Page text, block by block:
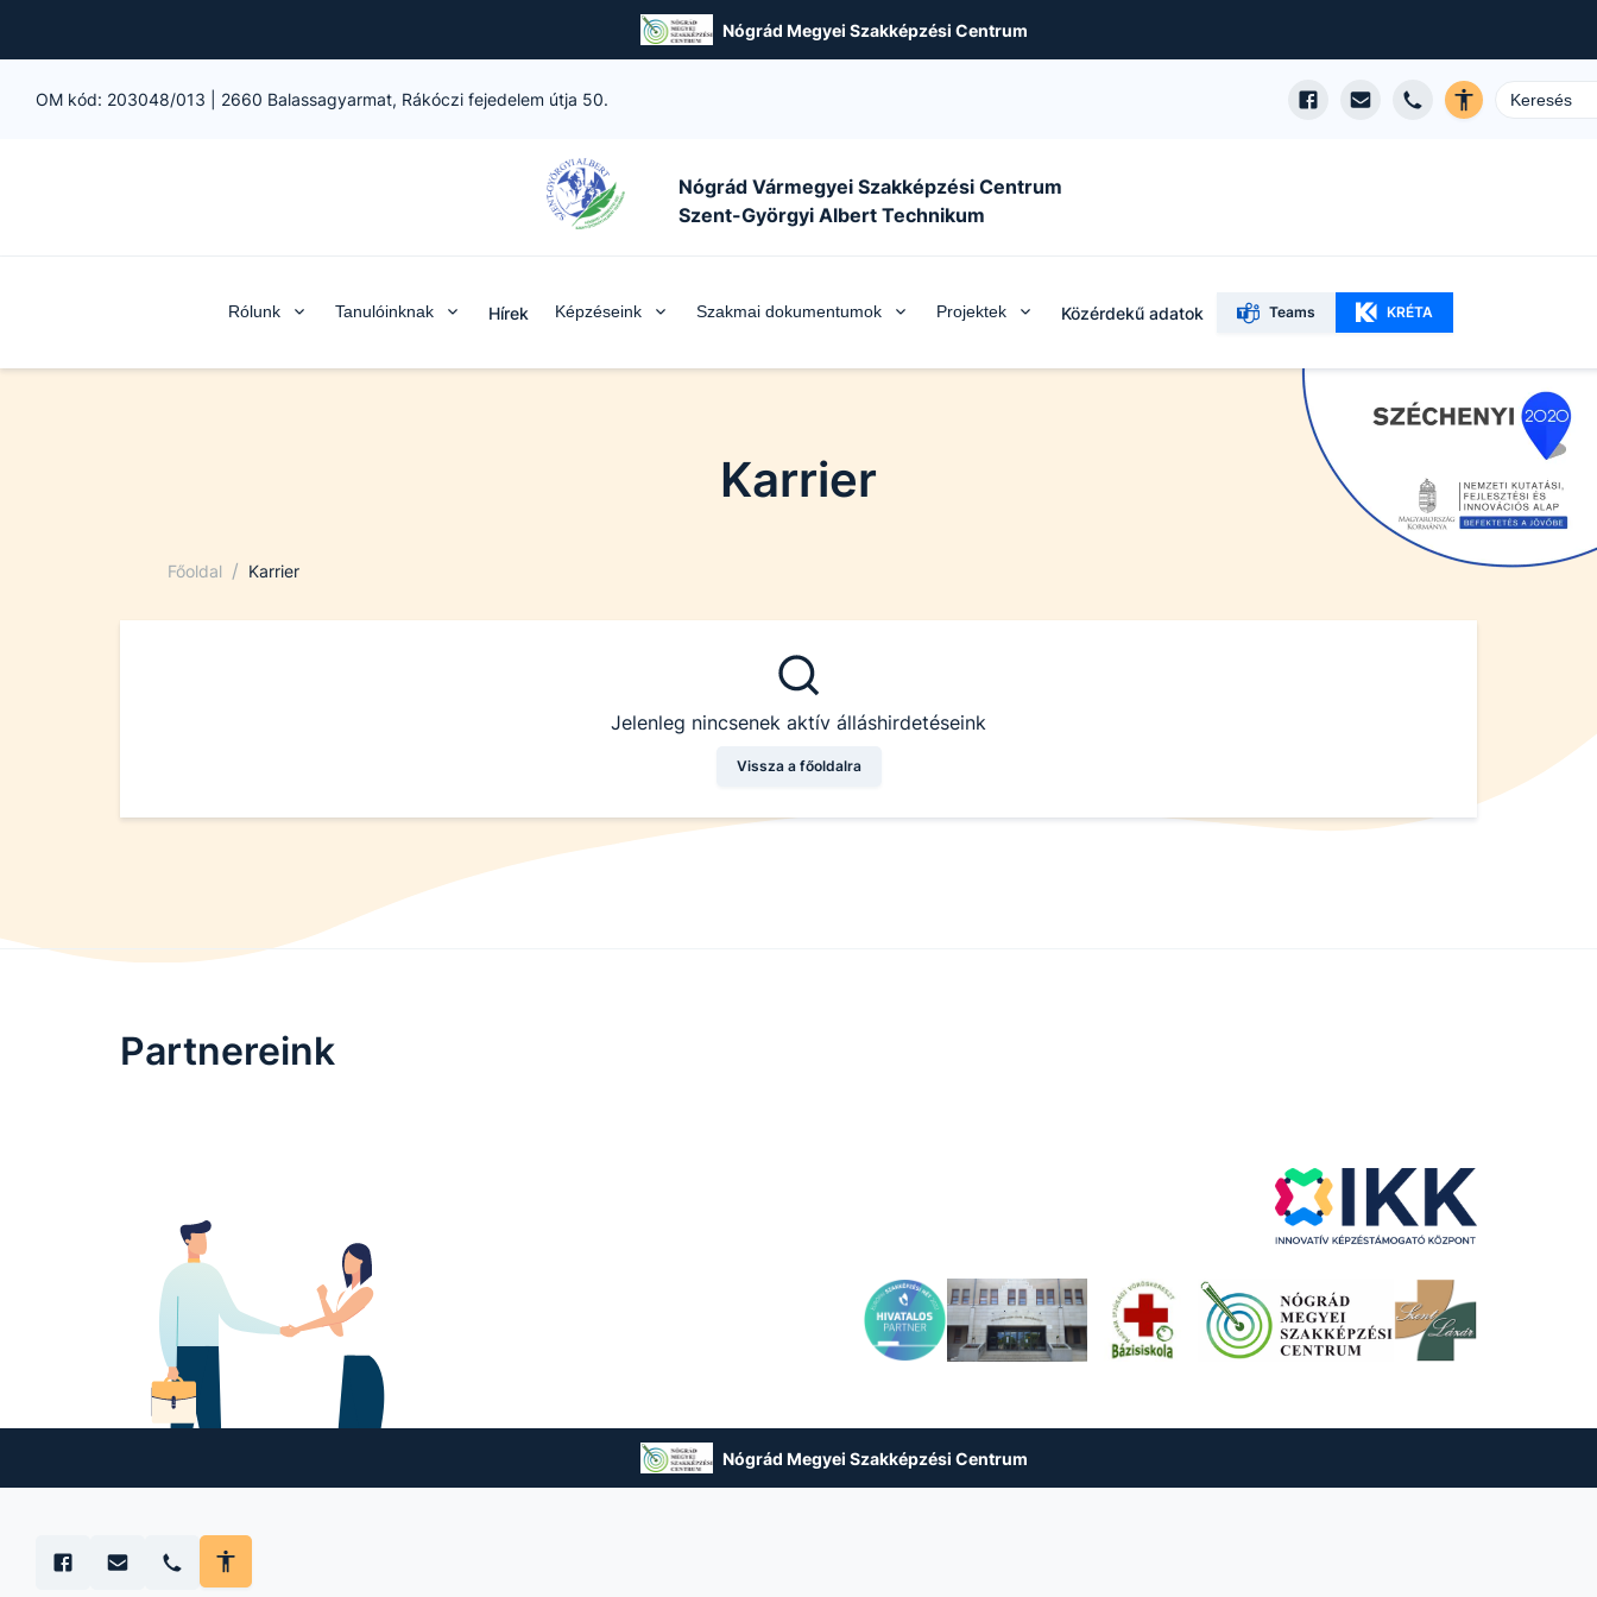
Nógrád Megyei Szakképzési Centrum
OM kód: 203048/013 2660 Balassagyarmat, Rákóczi fejedelem útja 50.
Nógrád Vármegyei Szakképzési Centrum
Szent-Györgyi Albert Technikum
Rólunk Tanulóinknak Hírek Képzéseink Szakmai dokumentumok Projektek Közérdekű adatok Teams KRÉTA
Karrier
Főoldal / Karrier
Jelenleg nincsenek aktív álláshirdetéseink
Vissza a főoldalra
Partnereink
Nógrád Megyei Szakképzési Centrum